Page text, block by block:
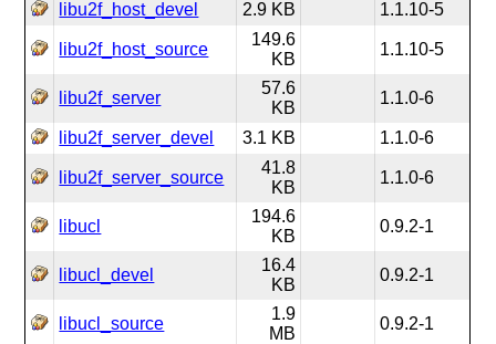
libu2f_host_devel 2.9 KB 1.1.10-5
libu2f_host_source
149.6
KB
1.1.10-5
libu2f_server
57.6
KB
1.1.0-6
libu2f_server_devel 3.1 KB 1.1.0-6
libu2f_server_source
41.8
KB
1.1.0-6
libucl
194.6
KB
0.9.2-1
libucl_devel
16.4
KB
0.9.2-1
libucl_source
1.9
MB
0.9.2-1